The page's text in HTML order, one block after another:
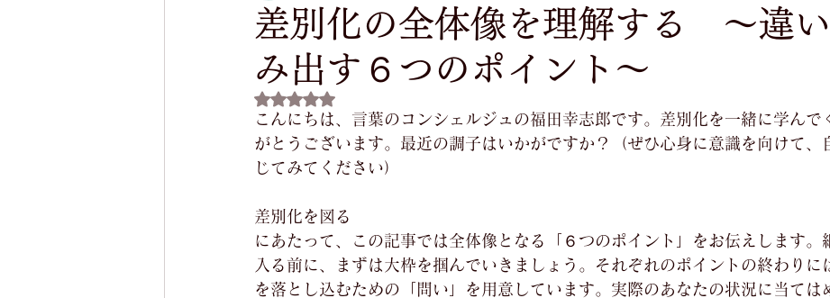
議論・交渉・反論 言語化のヒント 事例 振り返り 想いの実現
ドレスアップサイクル セッションのご案内 メールレッスン 越境ツーリズム
差別化の全体像を理解する 〜違
み出す６つのポイント〜
5つ星のうちNaNと評価されています。
こんにちは、言葉のコンシェルジュの福田幸志郎です。差別化を一緒に学んで
がとうございます。最近の調子はいかがですか？（ぜひ心身に意識を向けて、
じてみてください）
差別化を図る
にあたって、この記事では全体像となる「６つのポイント」をお伝えします。
入る前に、まずは大枠を掴んでいきましょう。それぞれのポイントの終わりに
を落とし込むための「問い」を用意しています。実際のあなたの状況に当ては